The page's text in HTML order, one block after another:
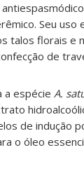
Seu
talos florais e
de
a espécie A.
de indução
o óleo